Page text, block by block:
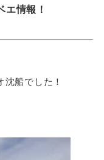
情報！
船でした！